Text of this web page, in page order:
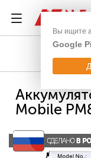
Mobile
Вы ищите
Google